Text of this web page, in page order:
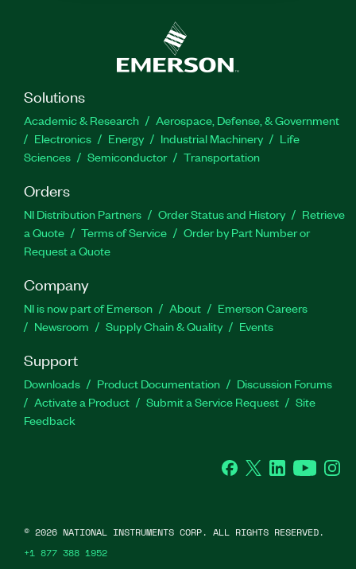
Solutions
Academic & Research
Aerospace, Defense, & Government
Electronics
Energy Industrial Machinery
Life
Sciences
Semiconductor Transportation
Orders
NI Distribution Partners Order Status and History
Retrieve
a Quote
Terms of Service
Order by Part Number or
Request a Quote
Company
NI is now part of Emerson About
Emerson Careers
Newsroom
Supply Chain & Quality Events
Support
Downloads Product Documentation
Discussion Forums
Activate a Product
Submit a Service Request
Site
Feedback
Facebook
Twitter LinkedInYouTube
© 2026 NATIONAL INSTRUMENTS CORP. ALL RIGHTS RESERVED.
+1 877 388 1952